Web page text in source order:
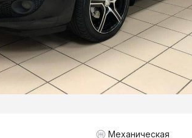
Механическая